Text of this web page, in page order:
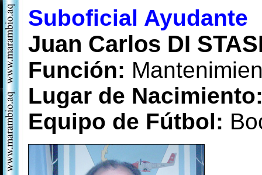
Suboficial Ayudante
Juan Carlos DI
Función:
Lugar de
Equipo de Fútbol: